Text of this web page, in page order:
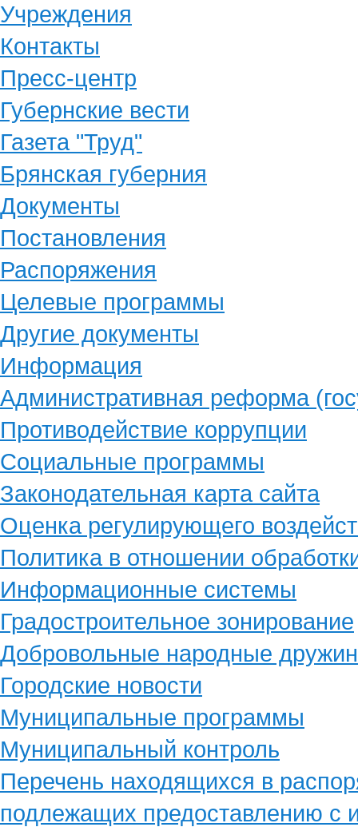
Учреждения
Контакты
Пресс-центр
Губернские вести
Газета "Труд"
Брянская губерния
Документы
Постановления
Распоряжения
Целевые программы
Другие документы
Информация
Административная реформа
Противодействие коррупции
Социальные программы
Законодательная карта сайта
Оценка регулирующего
Политика в отношении
Информационные системы
Градостроительное зонирование
Добровольные народные
Городские новости
Муниципальные программы
Муниципальный контроль
Перечень находящихся в
подлежащих предоставлению с